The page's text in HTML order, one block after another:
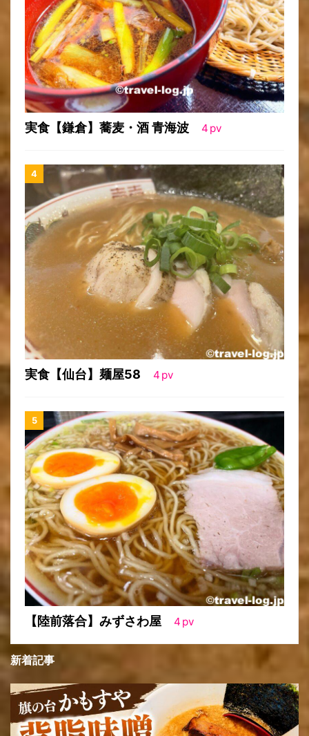
実食【鎌倉】蕎麦・酒 青海波 4 pv
実食【仙台】麺屋58 4 pv
【陸前落合】みずさわ屋 4 pv
新着記事